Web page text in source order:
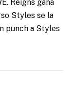
Reigns gana
Styles se la
punch a Styles